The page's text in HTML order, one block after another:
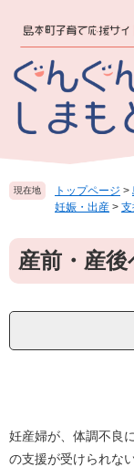
。
て
本
文
現在地 トップページ >
妊娠・出産 >
本
文産前・産
妊産婦が、体調不良
の支援が受けられな